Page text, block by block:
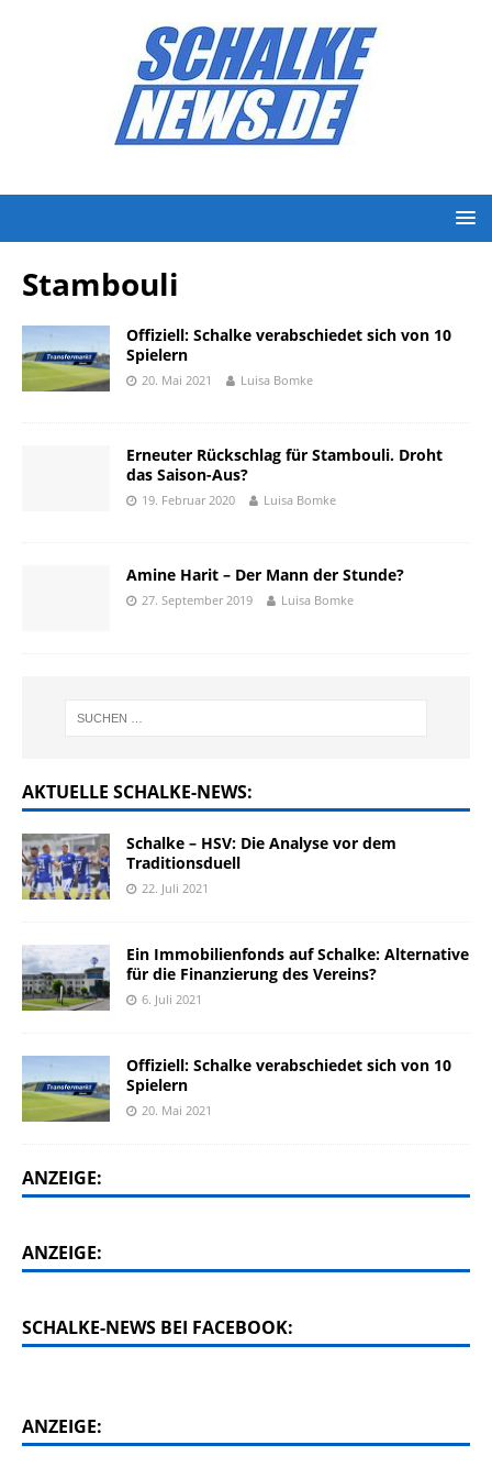
Stambouli
Offiziell: Schalke verabschiedet sich von 10
Spielern
20. Mai 2021 Luisa Bomke
Erneuter Rückschlag für Stambouli. Droht
das Saison-Aus?
19. Februar 2020 Luisa Bomke
Amine Harit – Der Mann der Stunde?
27. September 2019 Luisa Bomke
AKTUELLE SCHALKE-NEWS:
Schalke – HSV: Die Analyse vor dem
Traditionsduell
22. Juli 2021
Ein Immobilienfonds auf Schalke: Alternative
für die Finanzierung des Vereins?
6. Juli 2021
Offiziell: Schalke verabschiedet sich von 10
Spielern
20. Mai 2021
ANZEIGE:
ANZEIGE:
SCHALKE-NEWS BEI FACEBOOK:
ANZEIGE: